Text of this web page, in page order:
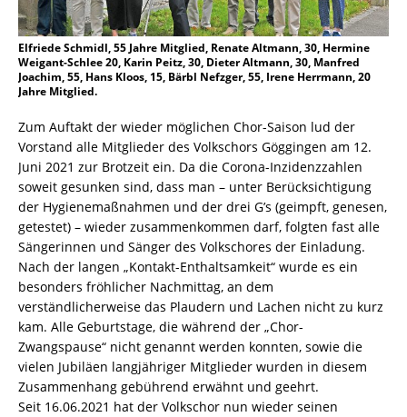
Elfriede Schmidl, 55 Jahre Mitglied, Renate Altmann, 30, Hermine
Weigant-Schlee 20, Karin Peitz, 30, Dieter Altmann, 30, Manfred
Joachim, 55, Hans Kloos, 15, Bärbl Nefzger, 55, Irene Herrmann, 20
Jahre Mitglied.
Zum Auftakt der wieder möglichen Chor-Saison lud der
Vorstand alle Mitglieder des Volkschors Göggingen am 12.
Juni 2021 zur Brotzeit ein. Da die Corona-Inzidenzzahlen
soweit gesunken sind, dass man – unter Berücksichtigung
der Hygienemaßnahmen und der drei G’s (geimpft, genesen,
getestet) – wieder zusammenkommen darf, folgten fast alle
Sängerinnen und Sänger des Volkschores der Einladung.
Nach der langen „Kontakt-Enthaltsamkeit“ wurde es ein
besonders fröhlicher Nachmittag, an dem
verständlicherweise das Plaudern und Lachen nicht zu kurz
kam. Alle Geburtstage, die während der „Chor-
Zwangspause“ nicht genannt werden konnten, sowie die
vielen Jubiläen langjähriger Mitglieder wurden in diesem
Zusammenhang gebührend erwähnt und geehrt.
Seit 16.06.2021 hat der Volkschor nun wieder seinen